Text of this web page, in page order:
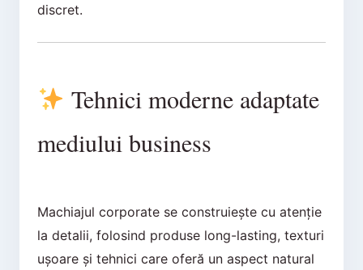
discret.
Tehnici moderne adaptate
mediului business
Machiajul corporate se construiește cu atenție
la detalii, folosind produse long-lasting, texturi
ușoare și tehnici care oferă un aspect natural